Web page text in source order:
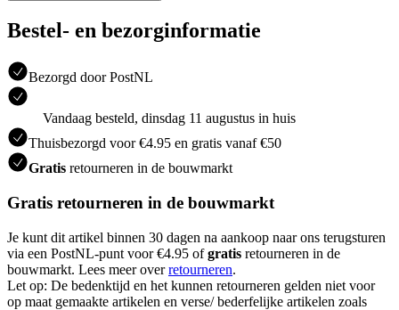
Bestel- en bezorginformatie
Bezorgd door PostNL
Vandaag besteld, dinsdag 11 augustus in huis
Thuisbezorgd voor €4.95 en gratis vanaf €50
Gratis retourneren in de bouwmarkt
Gratis retourneren in de bouwmarkt
Je kunt dit artikel binnen 30 dagen na aankoop naar ons terugsturen
via een PostNL-punt voor €4.95 ofgratis retourneren in de
bouwmarkt. Lees meer overretourneren.
Let op: De bedenktijd en het kunnen retourneren gelden niet voor
op maat gemaakte artikelen en verse/ bederfelijke artikelen zoals